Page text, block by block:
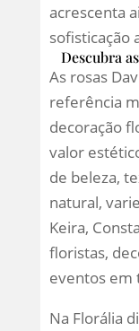
acrescenta
sofisticação
Descubra
As rosas
referência
decoração
valor
de beleza,
natural,
Keira,
floristas,
eventos em
Na Florália